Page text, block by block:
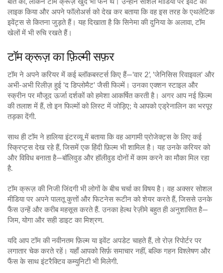
बात की, लेकिन टॉम क्रूज़ खुद भी फैन थे। उन्होंने सोशल मीडिया पर इवेंट को
लाइक किया और अपने फॉलोअर्स को देख कर बताया कि वह इस तरह के एथलेटिक
इवेंट्स से कितना जुड़ते हैं। यह दिखाता है कि सिनेमा की दुनिया के अलावा, टॉम
खेलों में भी रुचि रखते हैं।
टॉम क्रूज़ का फ़िल्मी सफ़र
टॉम ने अपने करियर में कई ब्लॉकबस्टर्स किए हैं—'वार 2', 'जेनिसिस रिवाइवल' और
अभी-अभी रिलीज़ हुई 'द डिप्लोमैट' जैसी फिल्में। उनका एक्शन स्टाइल और
स्क्रीन पर मौजूद ऊर्जा दर्शकों को हमेशा आकर्षित करती है। अगर आप नई फ़िल्म
की तलाश में हैं, तो इन फिल्मों को लिस्ट में जोड़िए; ये आपको एड्रेनालिन का भरपूर
तड़का देंगी.
साथ ही टॉम ने हालिया इंटरव्यू में बताया कि वह आगामी प्रोजेक्ट्स के लिए कई
स्क्रिप्ट्स देख रहे हैं, जिसमें एक हिंदी फ़िल्म भी शामिल है। यह उनके करियर को
और विविध बनाता है—बॉलिवुड और हॉलीवुड दोनों में काम करने का मौका मिल रहा
है.
टॉम क्रूज़ की निजी जिंदगी भी लोगों के बीच चर्चा का विषय है। वह अक्सर सोशल
मीडिया पर अपने पालतू कुत्तों और फिटनेस रूटीन को शेयर करते हैं, जिससे उनके
फैंस उन्हें और करीब महसूस करते हैं. उनका हेल्थ रेज़ीमे बहुत ही अनुशासित है—
जिम, योगा और सही डाइट का मिश्रण.
यदि आप टॉम की नवीनतम फ़िल्म या इवेंट अपडेट चाहते हैं, तो रोज़ रिपोर्टर पर
लगातार चेक करते रहें। यहाँ आपको सिर्फ़ समाचार नहीं, बल्कि गहन विश्लेषण और
फैंस के साथ इंटरैक्टिव कम्युनिटी भी मिलेगी.